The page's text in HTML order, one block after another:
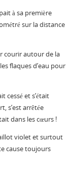
à sa première
sur la distance
courir autour de la
flaques d’eau pour
cessé et s’était
s’est arrêtée
dans les cœurs !
violet et surtout
cause toujours